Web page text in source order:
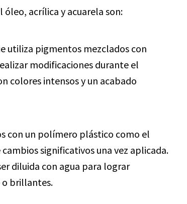
acrílica y acuarela son:
utiliza pigmentos mezclados con
modificaciones durante el
colores intensos y un acabado
con un polímero plástico como el
significativos una vez aplicada.
diluida con agua para lograr
o brillantes.